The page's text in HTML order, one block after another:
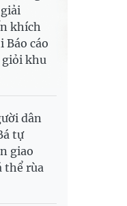
khích
Báo cáo
khu
dân
tự
giao
thể rùa